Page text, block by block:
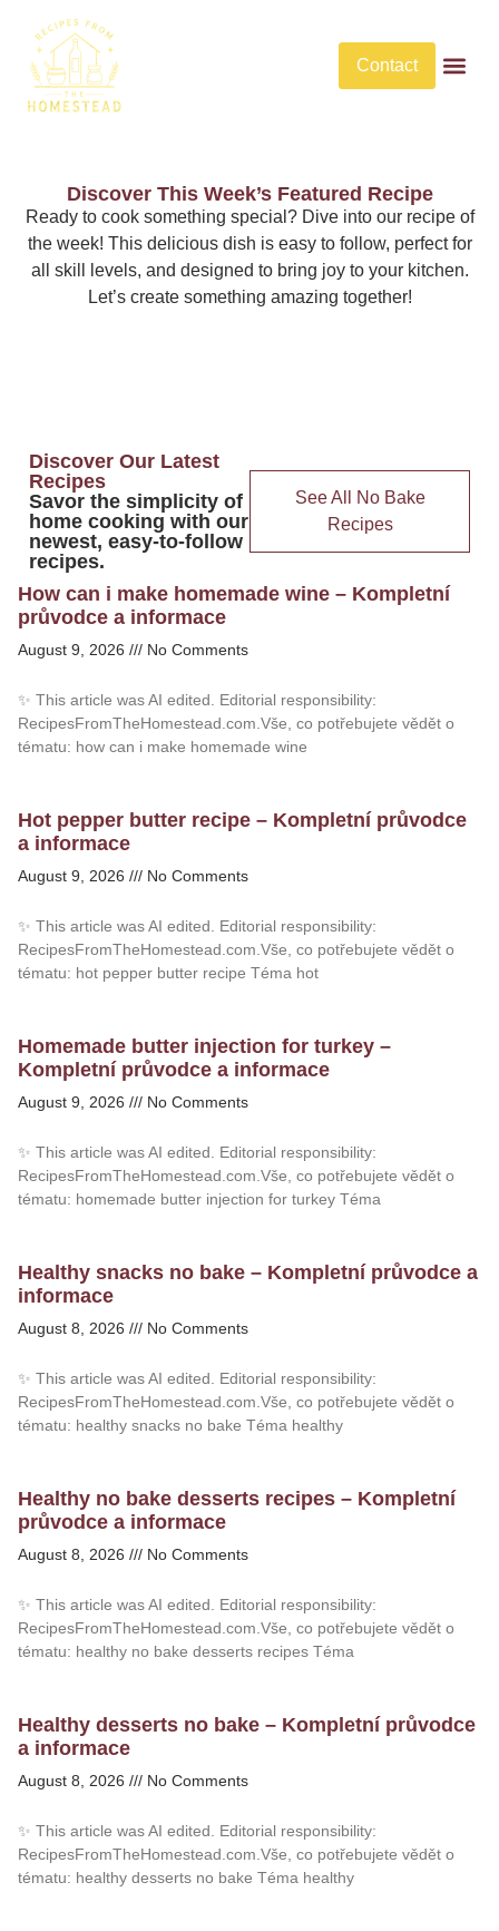
Contact
Discover This Week’s Featured Recipe
Ready to cook something special? Dive into our recipe of
the week! This delicious dish is easy to follow, perfect for
all skill levels, and designed to bring joy to your kitchen.
Let’s create something amazing together!
Discover Our Latest
Recipes
Savor the simplicity of
home cooking with our
newest, easy-to-follow
recipes.
See All No Bake
Recipes
How can i make homemade wine – Kompletní
průvodce a informace
August 9, 2026 No Comments
✨ This article was AI edited. Editorial responsibility:
RecipesFromTheHomestead.com.Vše, co potřebujete vědět o
tématu: how can i make homemade wine
Hot pepper butter recipe – Kompletní průvodce
a informace
August 9, 2026 No Comments
✨ This article was AI edited. Editorial responsibility:
RecipesFromTheHomestead.com.Vše, co potřebujete vědět o
tématu: hot pepper butter recipe Téma hot
Homemade butter injection for turkey –
Kompletní průvodce a informace
August 9, 2026 No Comments
✨ This article was AI edited. Editorial responsibility:
RecipesFromTheHomestead.com.Vše, co potřebujete vědět o
tématu: homemade butter injection for turkey Téma
Healthy snacks no bake – Kompletní průvodce a
informace
August 8, 2026 No Comments
✨ This article was AI edited. Editorial responsibility:
RecipesFromTheHomestead.com.Vše, co potřebujete vědět o
tématu: healthy snacks no bake Téma healthy
Healthy no bake desserts recipes – Kompletní
průvodce a informace
August 8, 2026 No Comments
✨ This article was AI edited. Editorial responsibility:
RecipesFromTheHomestead.com.Vše, co potřebujete vědět o
tématu: healthy no bake desserts recipes Téma
Healthy desserts no bake – Kompletní průvodce
a informace
August 8, 2026 No Comments
✨ This article was AI edited. Editorial responsibility:
RecipesFromTheHomestead.com.Vše, co potřebujete vědět o
tématu: healthy desserts no bake Téma healthy